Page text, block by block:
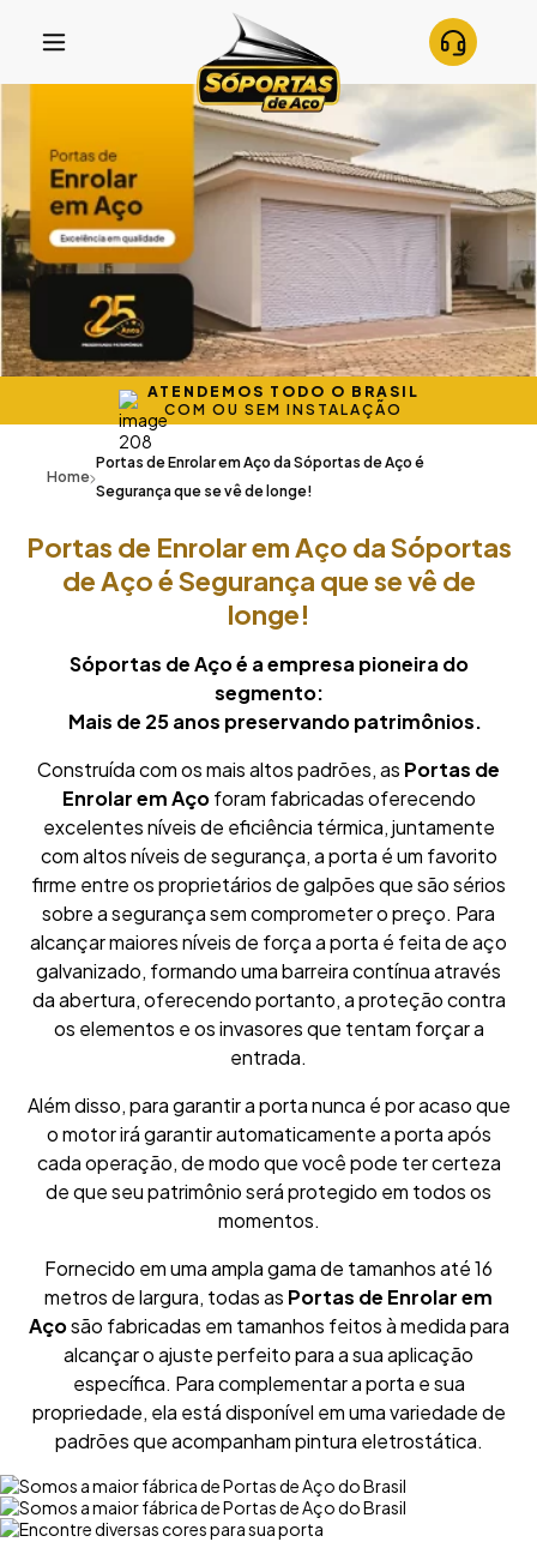
ATENDEMOS TODO O BRASIL
COM OU SEM INSTALAÇÃO
Home
Portas de Enrolar em Aço da Sóportas de Aço é
Segurança que se vê de longe!
Portas de Enrolar em Aço da Sóportas
de Aço é Segurança que se vê de
longe!
Sóportas de Aço é a empresa pioneira do
segmento:
Mais de 25 anos preservando patrimônios.
Construída com os mais altos padrões, as Portas de
Enrolar em Açoforam fabricadas oferecendo
excelentes níveis de eficiência térmica, juntamente
com altos níveis de segurança, a porta é um favorito
firme entre os proprietários de galpões que são sérios
sobre a segurança sem comprometer o preço. Para
alcançar maiores níveis de força a porta é feita de aço
galvanizado, formando uma barreira contínua através
da abertura, oferecendo portanto, a proteção contra
os elementos e os invasores que tentam forçar a
entrada.
Além disso, para garantir a porta nunca é por acaso que
o motor irá garantir automaticamente a porta após
cada operação, de modo que você pode ter certeza
de que seu patrimônio será protegido em todos os
momentos.
Fornecido em uma ampla gama de tamanhos até 16
metros de largura, todas as Portas de Enrolar em
Açosão fabricadas em tamanhos feitos à medida para
alcançar o ajuste perfeito para a sua aplicação
específica. Para complementar a porta e sua
propriedade, ela está disponível em uma variedade de
padrões que acompanham pintura eletrostática.